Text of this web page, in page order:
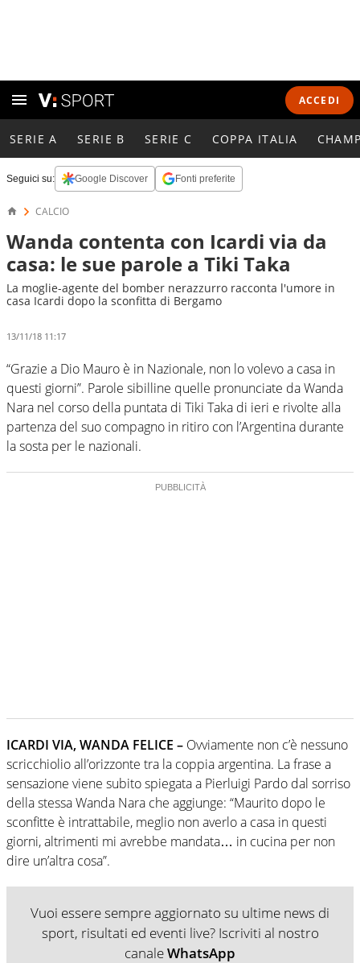
ACCEDI
SERIE A SERIE B SERIE C COPPA ITALIA
Seguici su: Google Discover Fonti preferite
CALCIO
Wanda contenta con Icardi via da
casa: le sue parole a Tiki Taka
La moglie-agente del bomber nerazzurro racconta l'umore in
casa Icardi dopo la sconfitta di Bergamo
13/11/18 11:17
“Grazie a Dio Mauro è in Nazionale, non lo volevo a casa in
questi giorni”. Parole sibilline quelle pronunciate da Wanda
Nara nel corso della puntata di Tiki Taka di ieri e rivolte alla
partenza del suo compagno in ritiro con l’Argentina durante
la sosta per le nazionali.
ICARDI VIA, WANDA FELICE – Ovviamente non c’è nessuno
scricchiolio all’orizzonte tra la coppia argentina. La frase a
sensazione viene subito spiegata a Pierluigi Pardo dal sorriso
della stessa Wanda Nara che aggiunge: “Maurito dopo le
sconfitte è intrattabile, meglio non averlo a casa in questi
giorni, altrimenti mi avrebbe mandata… in cucina per non
dire un’altra cosa”.
Vuoi essere sempre aggiornato su ultime news di
sport, risultati ed eventi live? Iscriviti al nostro
canaleWhatsApp